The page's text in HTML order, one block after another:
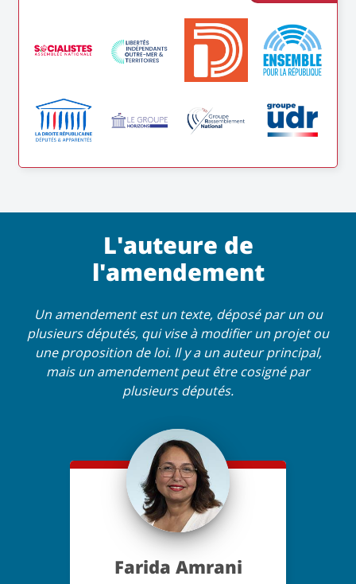
L'auteure de
l'amendement
Un amendement est un texte, déposé par un ou
plusieurs députés, qui vise à modifier un projet ou
une proposition de loi. Il y a un auteur principal,
mais un amendement peut être cosigné par
plusieurs députés.
Farida Amrani